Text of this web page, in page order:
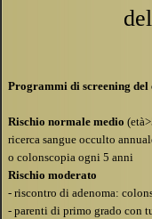
Programmi di screening del
Rischio normale medio
ricerca sangue occulto
o colonscopia ogni 5 anni
Rischio moderato
- riscontro di adenoma:
- parenti di primo grado con